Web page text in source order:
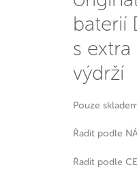
baterií
s
výdrží
Pouze
Řadit podle
Řadit podle